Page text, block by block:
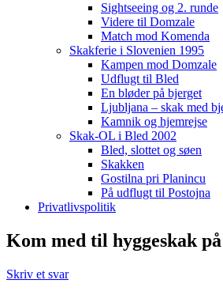
Sightseeing og 2. runde
Videre til Domzale
Match mod Komenda
Skakferie i Slovenien 1995
Kampen mod Domzale
Udflugt til Bled
En bløder på bjerget
Ljubljana – skak med
Kamnik og hjemrejse
Skak-OL i Bled 2002
Bled, slottet og søen
Skakken
Gostilna pri Planincu
På udflugt til Postojna
Privatlivspolitik
Kom med til hyggeskak
Skriv et svar